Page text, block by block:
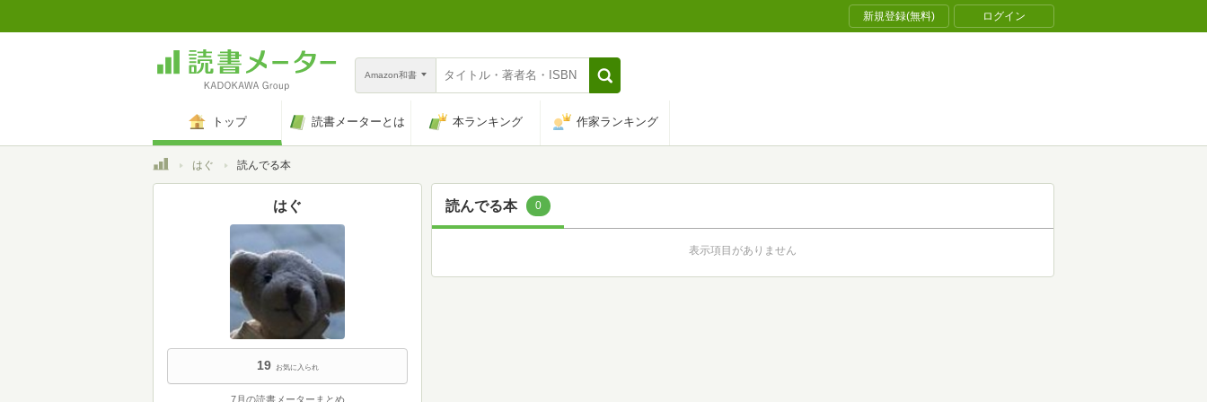
新規登録(無料) ログイン
Amazon和書
トップ 読書メーターとは 本ランキング 作家ランキング
トップはぐ 読んでる本
読んでる本 0
表示項目がありません
はぐ
19 お気に入られ
7月の読書メーターまとめ